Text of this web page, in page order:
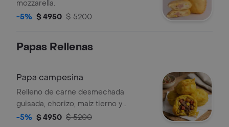
mozzarella.
-5% $ 4950 $ 5200
Papas Rellenas
Papa campesina
Relleno de carne desmechada
guisada, chorizo, maíz tierno y
madurito frito.
-5% $ 4950 $ 5200